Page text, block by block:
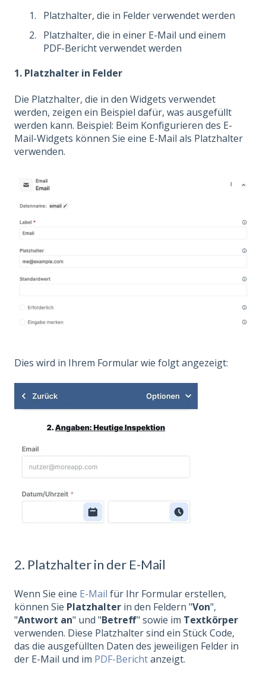
Platzhalter, die in Felder verwendet werden
Platzhalter, die in einer E-Mail und einem
PDF-Bericht verwendet werden
1. Platzhalter in Felder
Die Platzhalter, die in den Widgets verwendet
werden, zeigen ein Beispiel dafür, was ausgefüllt
werden kann. Beispiel: Beim Konfigurieren des E-
Mail-Widgets können Sie eine E-Mail als Platzhalter
verwenden.
Dies wird in Ihrem Formular wie folgt angezeigt:
2. Platzhalter in der E-Mail
Wenn Sie eine E-Mail für Ihr Formular erstellen,
können Sie Platzhalter in den Feldern "Von",
"Antwort an" und "Betreff" sowie im Textkörper
verwenden. Diese Platzhalter sind ein Stück Code,
das die ausgefüllten Daten des jeweiligen Felder in
der E-Mail und im PDF-Berichtanzeigt.